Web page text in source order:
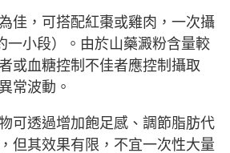
佳，可搭配紅棗或雞肉，一次攝
一小段）。由於山藥澱粉含量較
或血糖控制不佳者應控制攝取
常波動。
可透過增加飽足感、調節脂肪代
但其效果有限，不宜一次性大量